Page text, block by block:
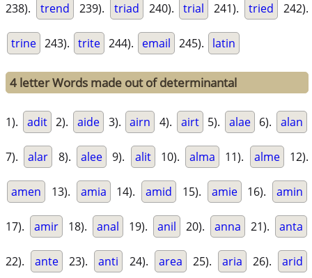
238). trend 239). triad 240). trial 241). tried 242).
trine 243). trite 244). email 245). latin
4 letter Words made out of determinantal
1). adit 2). aide 3). airn 4). airt 5). alae 6). alan
7). alar 8). alee 9). alit 10). alma 11). alme 12).
amen 13). amia 14). amid 15). amie 16). amin
17). amir 18). anal 19). anil 20). anna 21). anta
22). ante 23). anti 24). area 25). aria 26). arid